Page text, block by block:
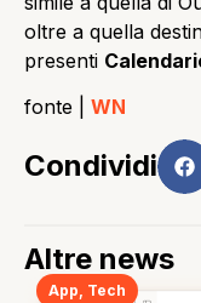
oltre a quella
presenti
fonte | WN
Condividi
Altre news
App Tech